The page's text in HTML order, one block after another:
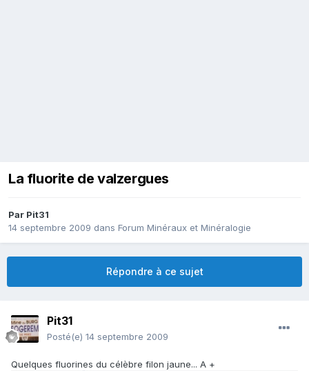
La fluorite de valzergues
Par Pit31
14 septembre 2009 dans Forum Minéraux et Minéralogie
Répondre à ce sujet
Pit31
Posté(e) 14 septembre 2009
Quelques fluorines du célèbre filon jaune... A +